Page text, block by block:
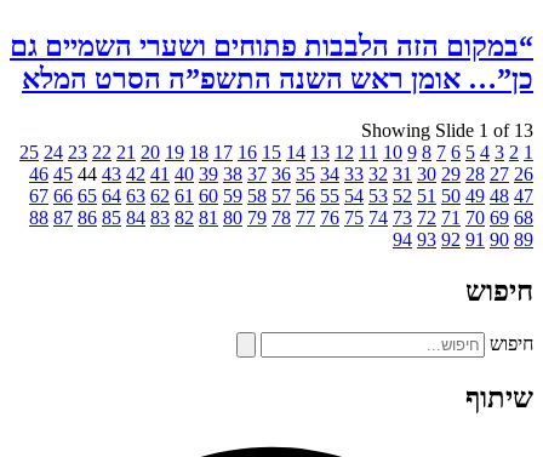
“במקום הזה הלבבות פתוחים ושערי השמיים גם
כן”… אומן ראש השנה התשפ”ה הסרט המלא
Showing Slide 1 of 13
1
2
3
4
5
6
7
8
9
10
11
12
13
14
15
16
17
18
19
20
21
22
23
24
25
26
27
28
29
30
31
32
33
34
35
36
37
38
39
40
41
42
43
44
45
46
47
48
49
50
51
52
53
54
55
56
57
58
59
60
61
62
63
64
65
66
67
68
69
70
71
72
73
74
75
76
77
78
79
80
81
82
83
84
85
86
87
88
89
90
91
92
93
94
חיפוש
חיפוש
שיתוף